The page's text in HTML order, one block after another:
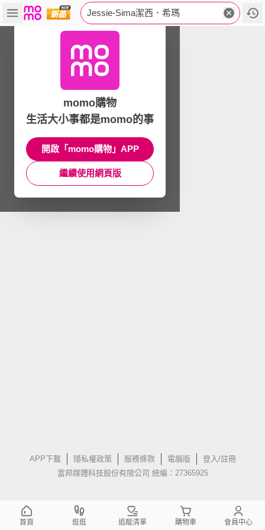
Jessie-Sima潔西．希瑪
APP下載 隱私權政策 服務條款 電腦版
登入/註冊
富邦媒體科技股份有限公司 統編：27365925
momo購物
生活大小事都是momo的事
開啟「momo購物」APP
繼續使用網頁版
首頁 逛逛 追蹤清單 購物車 會員中心